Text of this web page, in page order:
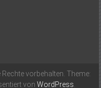
Rechte vorbehalten. Theme:
von WordPress